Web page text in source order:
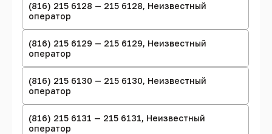
(816) 215 6128 — 215 6128, Неизвестный
оператор
(816) 215 6129 — 215 6129, Неизвестный
оператор
(816) 215 6130 — 215 6130, Неизвестный
оператор
(816) 215 6131 — 215 6131, Неизвестный
оператор